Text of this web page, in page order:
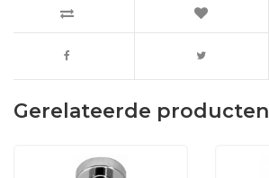
Gerelateerde producten